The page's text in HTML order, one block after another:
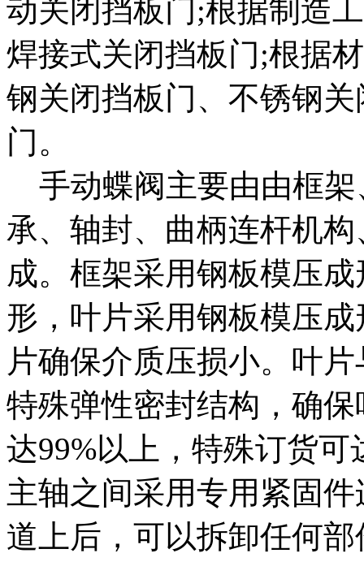
动关闭挡板门;根据制造
焊接式关闭挡板门;根据
钢关闭挡板门、不锈钢
门。
手动蝶阀主要由由框架
承、轴封、曲柄连杆机
成。框架采用钢板模压
形，叶片采用钢板模压
片确保介质压损小。叶
特殊弹性密封结构，确
达99%以上，特殊订货
主轴之间采用专用紧固
道上后，可以拆卸任何